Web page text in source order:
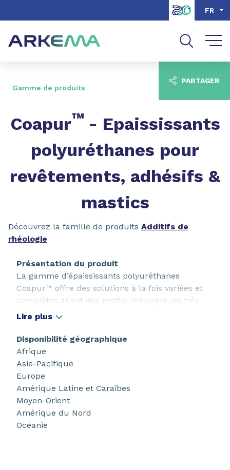
Aller à la recherche
FR
Gamme de produits
Coapur™ - Epaississants
polyuréthanes pour
revêtements, adhésifs &
mastics
Découvrez la famille de produits Additifs de
rhéologie
Présentation du produit
La gamme d’épaississants polyuréthanes
Coapur™ offre des solutions à la fois variées et
complètes allant des profils rhéologiques très
newtoniens aux profils rhéologiques hautement
spécifiquement conçus pour améliorer les
compatibilités grâce à une compatibilité
pigmentaire et à une adaptabilité
exceptionnelles. Ils améliorent les propriétés
d’application et assurent moins de dépendance
au pH et une hydrophobicité supérieure.
Lire plus
Disponibilité géographique
Afrique
Asie-Pacifique
Europe
Amérique Latine et Caraïbes
Moyen-Orient
Amérique du Nord
Océanie
PARTAGER